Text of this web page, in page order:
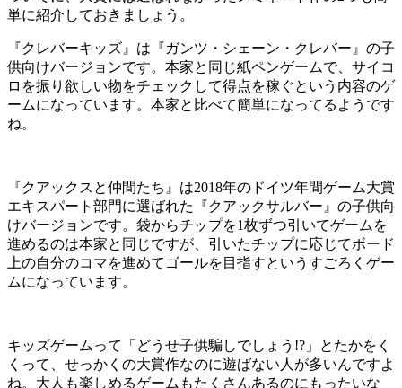
単に紹介しておきましょう。
『クレバーキッズ』は『ガンツ・シェーン・クレバー』の子
供向けバージョンです。本家と同じ紙ペンゲームで、サイコ
ロを振り欲しい物をチェックして得点を稼ぐという内容のゲ
ームになっています。本家と比べて簡単になってるようです
ね。
『クアックスと仲間たち』は2018年のドイツ年間ゲーム大賞
エキスパート部門に選ばれた『クアックサルバー』の子供向
けバージョンです。袋からチップを1枚ずつ引いてゲームを
進めるのは本家と同じですが、引いたチップに応じてボード
上の自分のコマを進めてゴールを目指すというすごろくゲー
ムになっています。
キッズゲームって「どうせ子供騙しでしょう!?」とたかをく
くって、せっかくの大賞作なのに遊ばない人が多いんですよ
ね。大人も楽しめるゲームもたくさんあるのにもったいな